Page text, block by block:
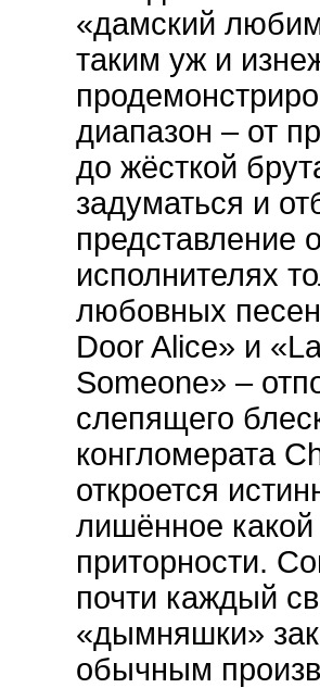
«дамский
таким уж и
диапазон – от
до жёсткой
задуматься и
представление
исполнителях
любовных
Door Alice» и
Someone» –
слепящего
конгломерата
откроется
лишённое
приторности.
почти каждый
«дымняшки»
обычным